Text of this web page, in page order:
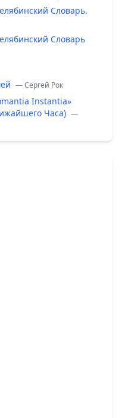
Словарь.
Словарь
— Сергей Рок
Instantia»
Часа) —